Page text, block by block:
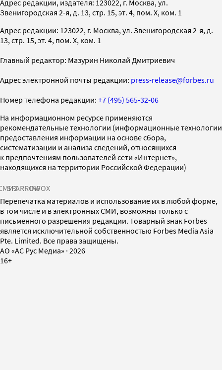
Адрес редакции, издателя: 123022, г. Москва, ул.
Звенигородская 2-я, д. 13, стр. 15, эт. 4, пом. X, ком. 1
Адрес редакции: 123022, г. Москва, ул. Звенигородская 2-я, д.
13, стр. 15, эт. 4, пом. X, ком. 1
Главный редактор: Мазурин Николай Дмитриевич
Адрес электронной почты редакции: press-release@forbes.ru
Номер телефона редакции: +7 (495) 565-32-06
На информационном ресурсе применяются
рекомендательные технологии (информационные технологии
предоставления информации на основе сбора,
систематизации и анализа сведений, относящихся
к предпочтениям пользователей сети «Интернет»,
находящихся на территории Российской Федерации)
SPARROWINFOX
Перепечатка материалов и использование их в любой форме,
в том числе и в электронных СМИ, возможны только с
письменного разрешения редакции. Товарный знак Forbes
является исключительной собственностью Forbes Media Asia
Pte. Limited. Все права защищены.
AO «АС Рус Медиа» · 2026
16+